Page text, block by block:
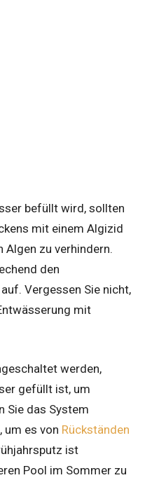
befüllt wird, sollten
mit einem Algizid
Algen zu verhindern.
den
Vergessen Sie nicht,
mit
werden,
gefüllt ist, um
Sie das System
um es von Rückständen
ist
Pool im Sommer zu